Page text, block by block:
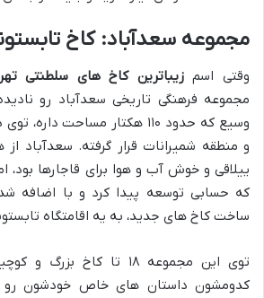
مجموعه سعدآباد: کاخ
وقتی اسمزیباترین کاخ های سلطنتی
مجموعه فرهنگی تاریخی سعدآباد رو
وسیع که حدود ۱۱۰ هکتار مساحت
و منطقه شمیرانات قرار گرفته. سعدآباد
ییلاقی و خوش آب و هوا برای قاجارها بود،
که حسابی توسعه پیدا کرد و با اضافه
ساخت کاخ های جدید، به یه اقامتگاه
توی این مجموعه ۱۸ تا کاخ
کدومشون داستان های خاص خودشون رو